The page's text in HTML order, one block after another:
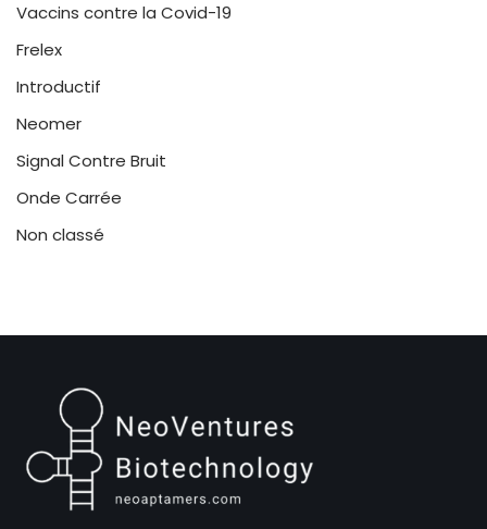
Vaccins contre la Covid-19
Frelex
Introductif
Neomer
Signal Contre Bruit
Onde Carrée
Non classé